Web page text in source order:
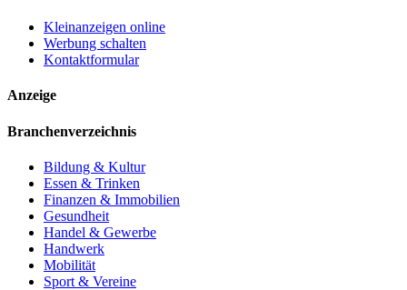
Kleinanzeigen online
Werbung schalten
Kontaktformular
Anzeige
Branchenverzeichnis
Bildung & Kultur
Essen & Trinken
Finanzen & Immobilien
Gesundheit
Handel & Gewerbe
Handwerk
Mobilität
Sport & Vereine